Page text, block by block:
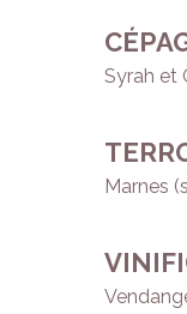
Syrah et
Marnes